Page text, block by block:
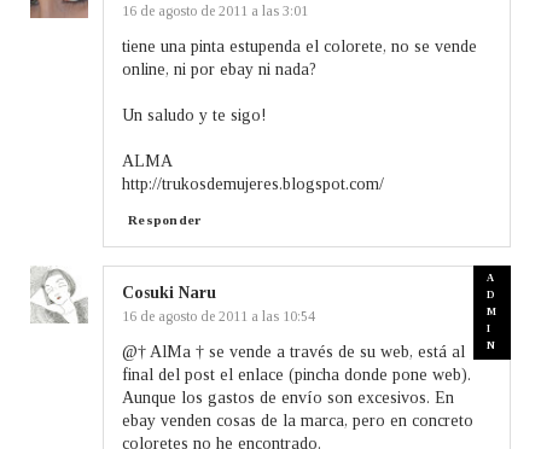
16 de agosto de 2011 a las 3:01
tiene una pinta estupenda el colorete, no se vende
online, ni por ebay ni nada?
Un saludo y te sigo!
ALMA
http://trukosdemujeres.blogspot.com/
Responder
Cosuki Naru
16 de agosto de 2011 a las 10:54
@† AlMa † se vende a través de su web, está al
final del post el enlace (pincha donde pone web).
Aunque los gastos de envío son excesivos. En
ebay venden cosas de la marca, pero en concreto
coloretes no he encontrado.